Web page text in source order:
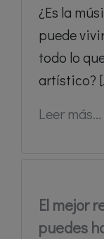
¿Es la
puede
todo lo
artístico?
Leer más...
El mejor
puedes